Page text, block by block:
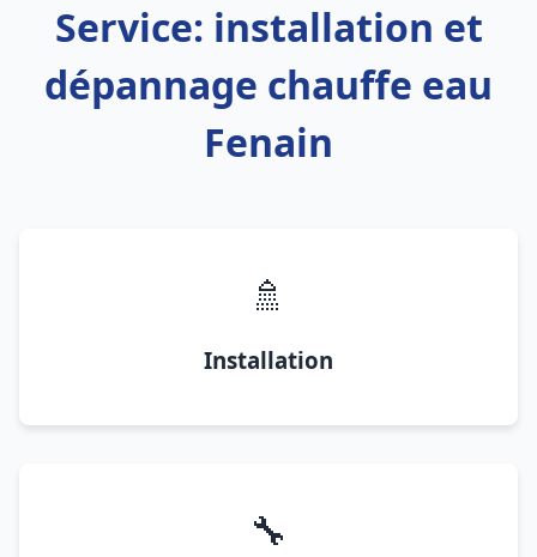
Service: installation et
dépannage chauffe eau
Fenain
🚿
Installation
🔧